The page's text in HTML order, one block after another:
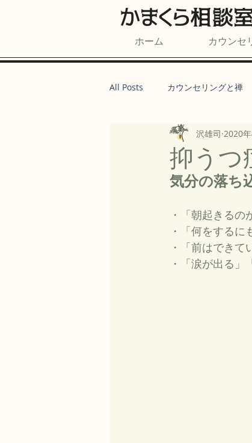
ホーム カウンセ
All Posts カウンセリングと禅
抑うつ
沢雄司 2020
気分の落ち
・「朝起きるの
・「何をするに
・「前はできて
・「涙が出る」